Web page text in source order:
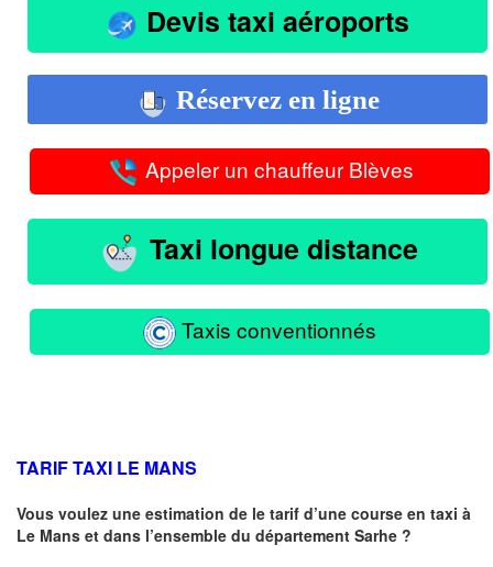
Devis taxi aéroports
Réservez en ligne
Appeler un chauffeur Blèves
Taxi longue distance
Taxis conventionnés
TARIF TAXI LE MANS
Vous voulez une estimation de le tarif d’une course en taxi à
Le Mans et dans l’ensemble du département Sarhe ?